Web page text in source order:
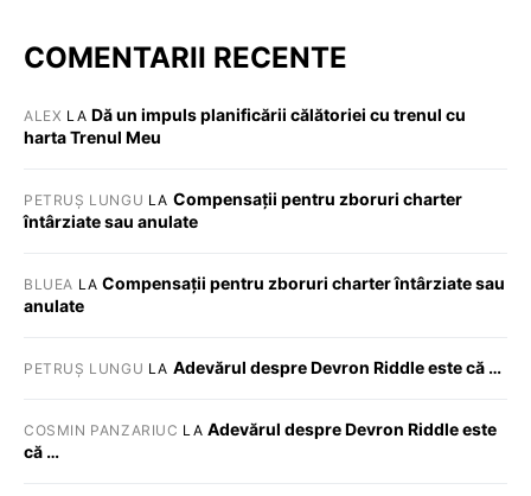
COMENTARII RECENTE
ALEX LA Dă un impuls planificării călătoriei cu trenul cu
harta Trenul Meu
PETRUȘ LUNGU LA Compensații pentru zboruri charter
întârziate sau anulate
BLUEA LACompensații pentru zboruri charter întârziate sau
anulate
PETRUȘ LUNGU LA Adevărul despre Devron Riddle este că …
COSMIN PANZARIUC LA Adevărul despre Devron Riddle este
că …